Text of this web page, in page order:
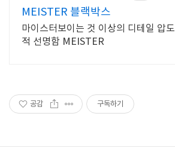
MEISTER 블랙박스
마이스터보이는 것 이상의 디테일 압도
적 선명함 MEISTER
공감 구독하기